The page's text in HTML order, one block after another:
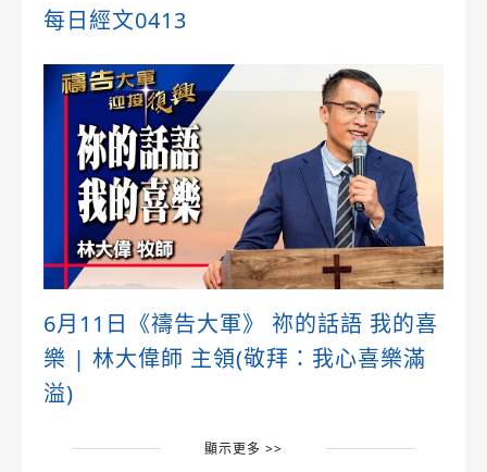
每日經文0413
6月11日《禱告大軍》 祢的話語 我的喜
樂 | 林大偉師 主領(敬拜：我心喜樂滿
溢)
顯示更多 >>